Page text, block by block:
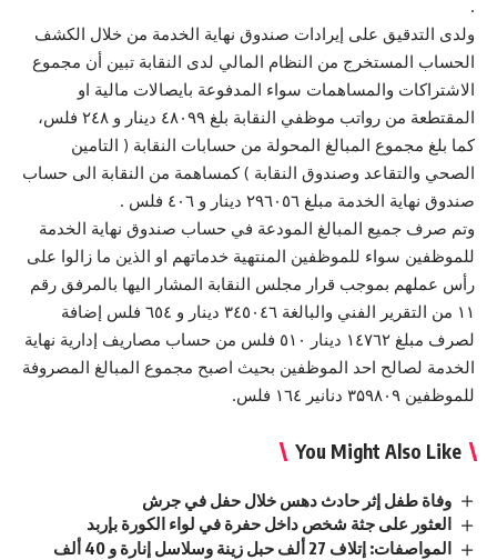
.
ولدى التدقيق على إيرادات صندوق نهاية الخدمة من خلال الكشف
الحساب المستخرج من النظام المالي لدى النقابة تبين أن مجموع
الاشتراكات والمساهمات سواء المدفوعة بايصالات مالية او
المقتطعة من رواتب موظفي النقابة بلغ ٤۸۰۹۹ دينار و ٢٤٨ فلس،
كما بلغ مجموع المبالغ المحولة من حسابات النقابة ( التامين
الصحي والتقاعد وصندوق النقابة ) كمساهمة من النقابة الى حساب
صندوق نهاية الخدمة مبلغ ٢٩٦٠٥٦ دينار و ٤٠٦ فلس .
وتم صرف جميع المبالغ المودعة في حساب صندوق نهاية الخدمة
للموظفين سواء للموظفين المنتهية خدماتهم او الذين ما زالوا على
رأس عملهم بموجب قرار مجلس النقابة المشار اليها بالمرفق رقم
۱۱ من التقرير الفني والبالغة ٣٤٥٠٤٦ دينار و ٦٥٤ فلس إضافة
لصرف مبلغ ١٤٧٦٢ دينار ٥١٠ فلس من حساب مصاريف إدارية نهاية
الخدمة لصالح احد الموظفين بحيث اصبح مجموع المبالغ المصروفة
للموظفين ۳۵۹۸۰۹ دنانير ١٦٤ فلس.
You Might Also Like
وفاة طفل إثر حادث دهس خلال حفل في جرش
العثور على جثة شخص داخل حفرة في لواء الكورة بإربد
المواصفات: إتلاف 27 ألف حبل زينة وسلاسل إنارة و 40 ألف